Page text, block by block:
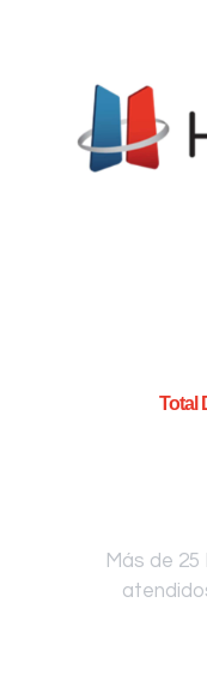
Total
Más de